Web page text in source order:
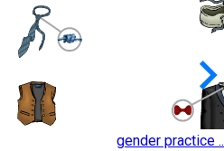
gender practice ..